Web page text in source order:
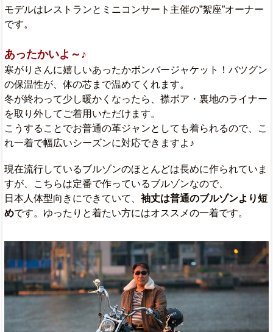
モデルはレストランとミニコンサート主催の”絮座”オーナー
です。
あったかいよ～♪
寒がりさんに嬉しいあったかボンバージャケット！バツグン
の保温性が、体の芯まで温めてくれます。
冬が終わって少し暖かくなったら、襟ボア・裏地のライナー
を取り外してご着用いただけます。
こうすることでお普通の革ジャンとしても着られるので、こ
れ一着で幅広いシーズンに対応できますよ♪
現在流行しているブルゾンのほとんどは長めに作られていま
すが、こちらは定番で作っているブルゾンなので、
日本人体型向きにできていて、 袖丈は普通のブルゾンより短
めです。ゆったりと着たい方にはオススメの一着です。